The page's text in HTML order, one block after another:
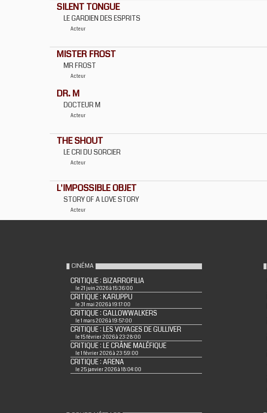
SILENT TONGUE
LE GARDIEN DES ESPRITS
Acteur
MISTER FROST
MR FROST
Acteur
DR. M
DOCTEUR M
Acteur
THE SHOUT
LE CRI DU SORCIER
Acteur
L'IMPOSSIBLE OBJET
STORY OF A LOVE STORY
Acteur
CINÉMA
CRITIQUE : BIZARROFILIA
le 21 juin 2026 à 15:36:00
CRITIQUE : KARUPPU
le 31 mai 2026 à 19:17:00
CRITIQUE : GALLOWWALKERS
le 1 mars 2026 à 19:57:00
CRITIQUE : LES VOYAGES DE GULLIVER
le 15 février 2026 à 23:28:00
CRITIQUE : LE CRÂNE MALÉFIQUE
le 1 février 2026 à 23:59:00
CRITIQUE : ARENA
le 25 janvier 2026 à 18:04:00